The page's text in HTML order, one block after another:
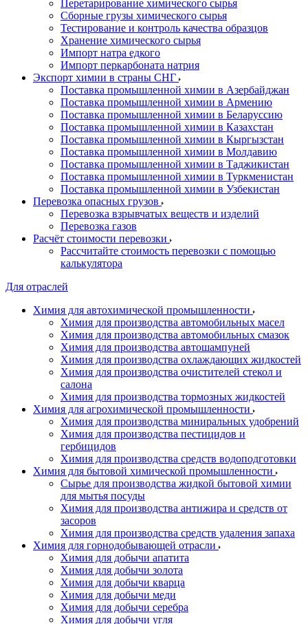
Перетарирование химического сырья
Сборные грузы химического сырья
Тестирование и контроль качества образцов
Хранение химического сырья
Импорт натра едкого
Импорт перкарбоната натрия
Экспорт химии в страны СНГ
Поставка промышленной химии в Азербайджан
Поставка промышленной химии в Армению
Поставка промышленной химии в Беларуссию
Поставка промышленной химии в Казахстан
Поставка промышленной химии в Кыргызстан
Поставка промышленной химии в Молдавию
Поставка промышленной химии в Таджикистан
Поставка промышленной химии в Туркменистан
Поставка промышленной химии в Узбекистан
Перевозка опасных грузов
Перевозка взрывчатых веществ и изделий
Перевозка газов
Расчёт стоимости перевозки
Рассчитайте стоимость перевозки с помощью
калькулятора
Для отраслей
Химия для автохимической промышленности
Химия для производства автомобильных масел
Химия для производства автомобильных смазок
Химия для производства автошампуней
Химия для производства охлаждающих жидкостей
Химия для производства очистителей стекол и
салона
Химия для производства тормозных жидкостей
Химия для агрохимической промышленности
Химия для производства миниральных удобрений
Химия для производства пестицидов и
гербицидов
Химия для производства средств водоподготовки
Химия для бытовой химической промышленности
Сырье для производства жидкой бытовой химии
для мытья посуды
Химия для производства антижира и средств от
засоров
Химия для производства средств удаления запаха
Химия для горнодобывающей отрасли
Химия для добычи апатита
Химия для добычи золота
Химия для добычи кварца
Химия для добычи меди
Химия для добычи серебра
Химия для добычи угля